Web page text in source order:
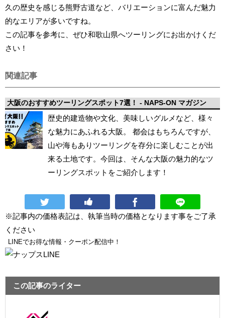
久の歴史を感じる熊野古道など、バリエーションに富んだ魅力
的なエリアが多いですね。
この記事を参考に、ぜひ和歌山県へツーリングにお出かけくだ
さい！
関連記事
大阪のおすすめツーリングスポット7選！ - NAPS-ON マガジン
歴史的建造物や文化、美味しいグルメなど、様々
な魅力にあふれる大阪。 都会はもちろんですが、
山や海もありツーリングを存分に楽しむことが出
来る土地です。今回は、そんな大阪の魅力的なツ
ーリングスポットをご紹介します！
※記事内の価格表記は、執筆当時の価格となります事をご了承
ください
LINEでお得な情報・クーポン配信中！
この記事のライター